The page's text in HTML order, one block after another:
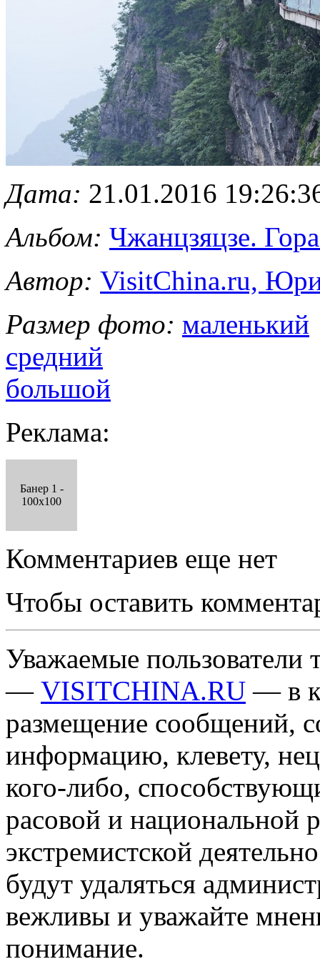
Дата: 21.01.2016
Альбом: Чжанцзяцзе.
Автор: VisitChina.ru,
Размер фото: маленький
средний
большой
Реклама:
Банер 1 -
100x100
Комментариев еще нет
Чтобы оставить
Уважаемые пользователи
— VISITCHINA.RU — в
размещение сообщений,
информацию, клевету,
кого-либо,
расовой и национальной
экстремистской
будут удаляться
вежливы и уважайте
понимание.